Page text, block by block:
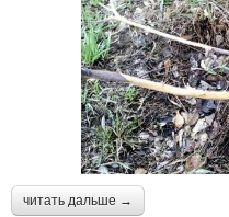
читать дальше →